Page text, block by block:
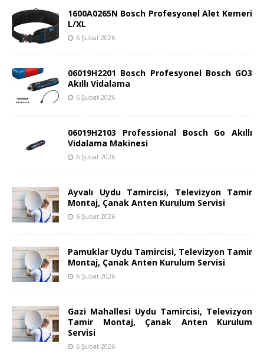
1600A0265N Bosch Profesyonel Alet Kemeri
L/XL
6 Şubat 2026
06019H2201 Bosch Profesyonel Bosch GO3
Akıllı Vidalama
6 Şubat 2026
06019H2103 Professional Bosch Go Akıllı
Vidalama Makinesi
6 Şubat 2026
Ayvalı Uydu Tamircisi, Televizyon Tamir
Montaj, Çanak Anten Kurulum Servisi
6 Şubat 2026
Pamuklar Uydu Tamircisi, Televizyon Tamir
Montaj, Çanak Anten Kurulum Servisi
6 Şubat 2026
Gazi Mahallesi Uydu Tamircisi, Televizyon
Tamir Montaj, Çanak Anten Kurulum
Servisi
6 Şubat 2026